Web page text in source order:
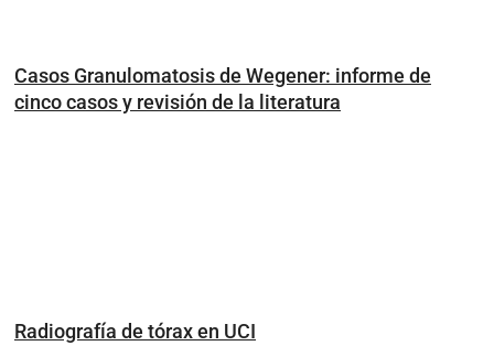
Casos Granulomatosis de Wegener: informe de
cinco casos y revisión de la literatura
Radiografía de tórax en UCI